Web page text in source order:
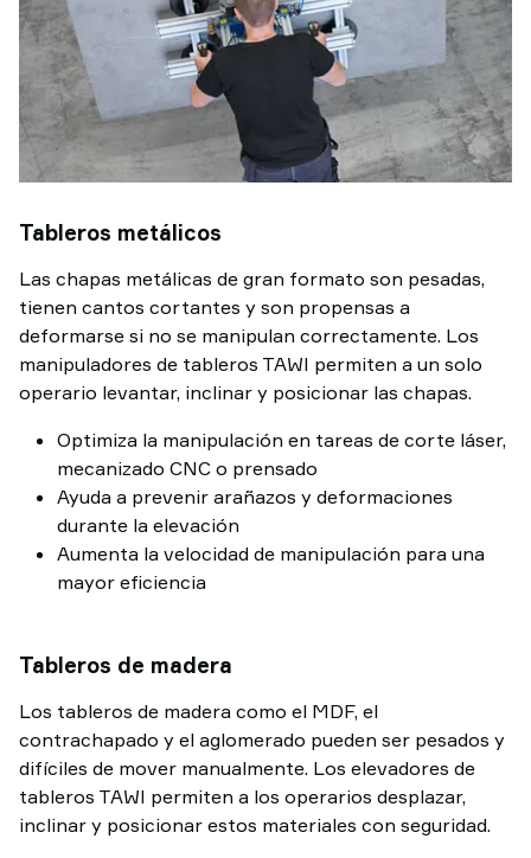
Tableros metálicos
Las chapas metálicas de gran formato son pesadas,
tienen cantos cortantes y son propensas a
deformarse si no se manipulan correctamente. Los
manipuladores de tableros TAWI permiten a un solo
operario levantar, inclinar y posicionar las chapas.
Optimiza la manipulación en tareas de corte láser,
mecanizado CNC o prensado
Ayuda a prevenir arañazos y deformaciones
durante la elevación
Aumenta la velocidad de manipulación para una
mayor eficiencia
Tableros de madera
Los tableros de madera como el MDF, el
contrachapado y el aglomerado pueden ser pesados y
difíciles de mover manualmente. Los elevadores de
tableros TAWI permiten a los operarios desplazar,
inclinar y posicionar estos materiales con seguridad.